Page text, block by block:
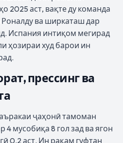
2025 аст, вақте ду команда
ва ширкаташ дар
Испания интиқом мегирад
ҳозираи худ барои ин
прессинг ва
ҷаҳонӣ тамоман
мусобиқа 8 гол зад ва ягон
0.2 аст. Ин рақам гуфтан